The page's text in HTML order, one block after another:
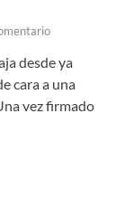
desde ya
cara a una
vez firmado